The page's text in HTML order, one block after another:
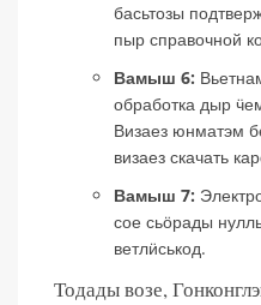
басьтозы
пыр справочной
Вамыш 6:
обработка дыр
Визаез юнматэм
визаез скачать
Вамыш 7:
сое сьӧрады
ветлӥськод.
Тодады возе,